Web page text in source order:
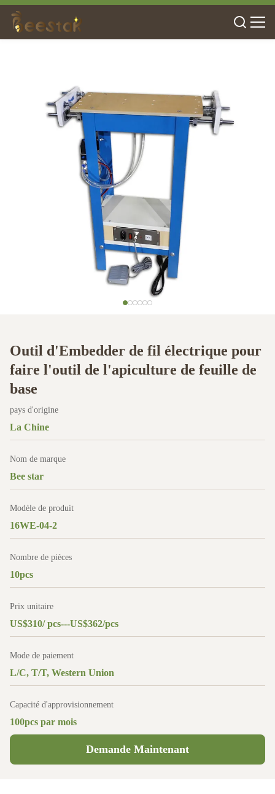
Outil d'Embedder de fil électrique pour
faire l'outil de l'apiculture de feuille de
base
pays d'origine
La Chine
Nom de marque
Bee star
Modèle de produit
16WE-04-2
Nombre de pièces
10pcs
Prix unitaire
US$310/ pcs---US$362/pcs
Mode de paiement
L/C, T/T, Western Union
Capacité d'approvisionnement
100pcs par mois
Demande Maintenant